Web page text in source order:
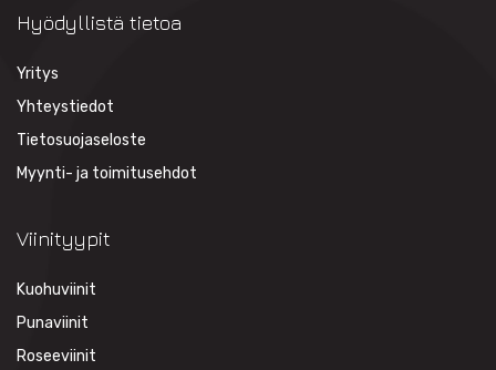
Hyödyllistä tietoa
Yritys
Yhteystiedot
Tietosuojaseloste
Myynti- ja toimitusehdot
Viinityypit
Kuohuviinit
Punaviinit
Roseeviinit